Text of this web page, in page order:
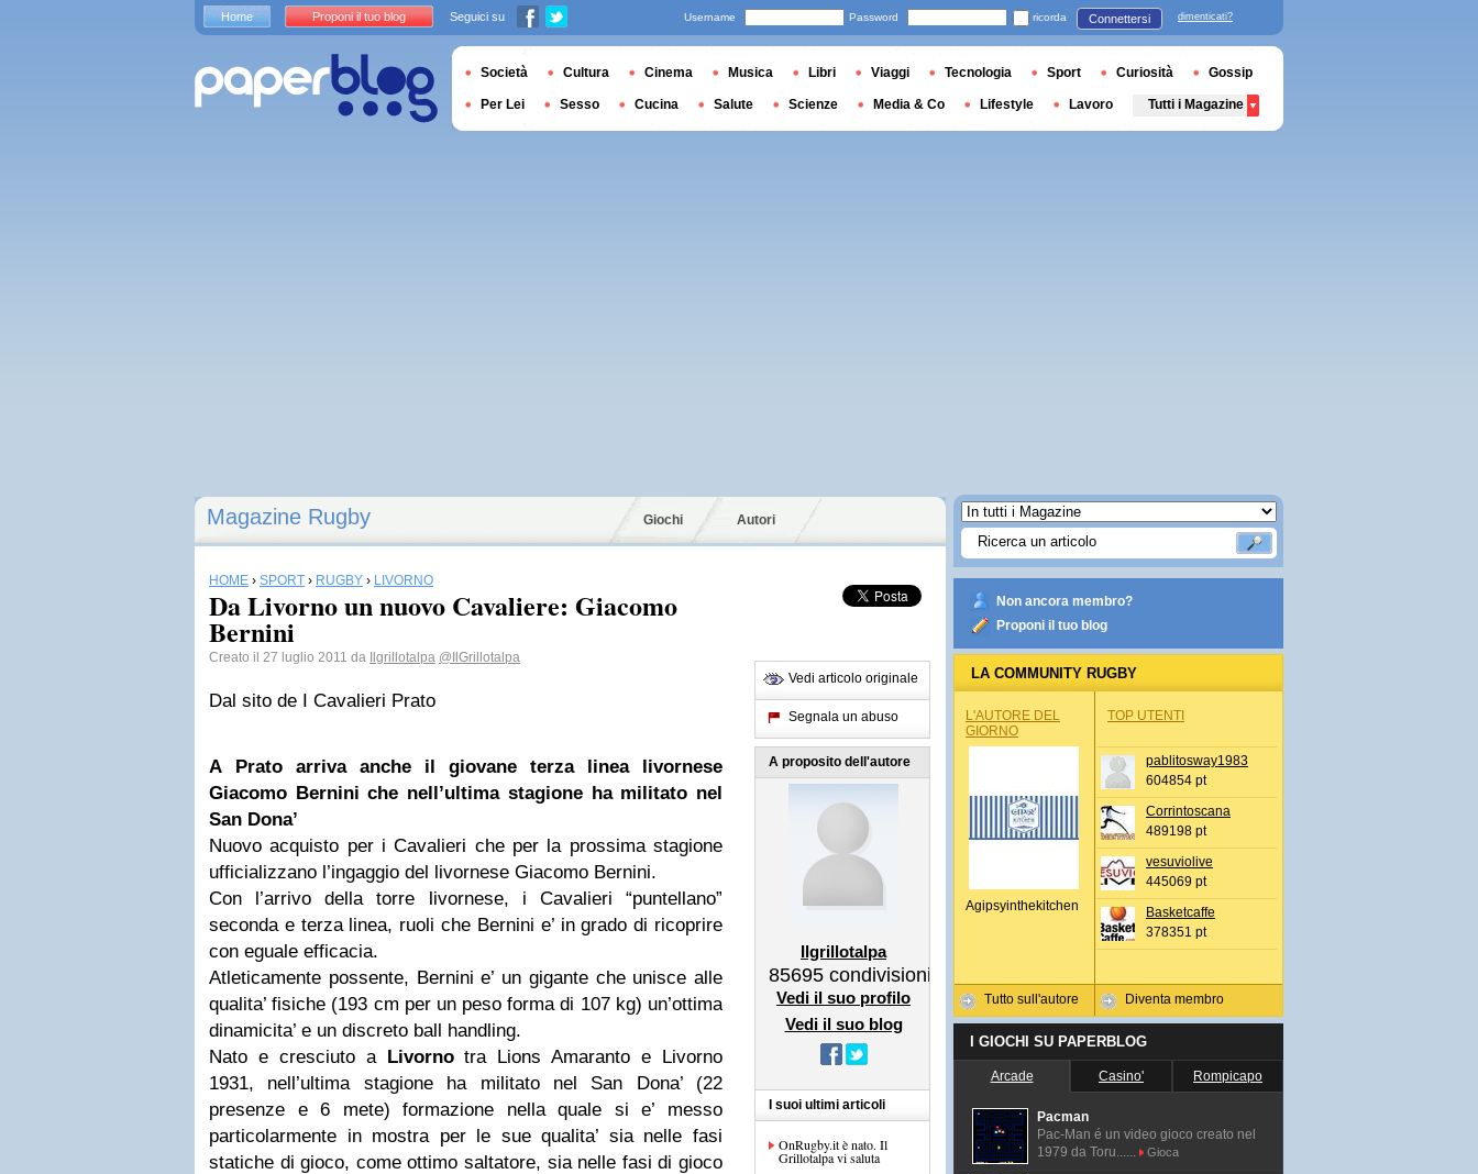
Magazine Rugby Giochi Autori
HOME › SPORT › RUGBY › LIVORNO
Da Livorno un nuovo Cavaliere: Giacomo
Bernini
Creato il 27 luglio 2011 da Ilgrillotalpa @IlGrillotalpa
Dal sito de I Cavalieri Prato
A Prato arriva anche il giovane terza linea livornese
Giacomo Bernini che nell’ultima stagione ha militato nel
San Dona’
Nuovo acquisto per i Cavalieri che per la prossima stagione
ufficializzano l’ingaggio del livornese Giacomo Bernini.
Con l’arrivo della torre livornese, i Cavalieri “puntellano”
seconda e terza linea, ruoli che Bernini e’ in grado di ricoprire
con eguale efficacia.
Atleticamente possente, Bernini e’ un gigante che unisce alle
qualita’ fisiche (193 cm per un peso forma di 107 kg) un’ottima
dinamicita’ e un discreto ball handling.
Nato e cresciuto a Livornotra Lions Amaranto e Livorno
1931, nell’ultima stagione ha militato nel San Dona’ (22
presenze e 6 mete) formazione nella quale si e’ messo
particolarmente in mostra per le sue qualita’ sia nelle fasi
statiche di gioco, come ottimo saltatore, sia nelle fasi di gioco
Vedi articolo originale
Segnala un abuso
A proposito dell'autore
Ilgrillotalpa
85695 condivisioni
Vedi il suo profilo
Vedi il suo blog
I suoi ultimi articoli
OnRugby.it è nato. Il
Grillotalpa vi saluta
Non ancora membro?
Proponi il tuo blog
LA COMMUNITY RUGBY
L'AUTORE DEL
GIORNO
Agipsyinthekitchen
Tutto sull'autore
TOP UTENTI
pablitosway1983
604854 pt
Corrintoscana
489198 pt
vesuviolive
445069 pt
Basketcaffe
378351 pt
Diventa membro
I GIOCHI SU PAPERBLOG
Arcade Casino' Rompicapo
Pacman
Pac-Man é un video gioco creato nel
1979 da Toru......
Gioca
Home Proponi il tuo blog Seguici su Username Password ricorda Connettersi dimenticati?
Società Cultura Cinema Musica Libri Viaggi Tecnologia Sport Curiosità Gossip
Per Lei Sesso Cucina Salute Scienze Media & Co Lifestyle Lavoro Tutti i Magazine